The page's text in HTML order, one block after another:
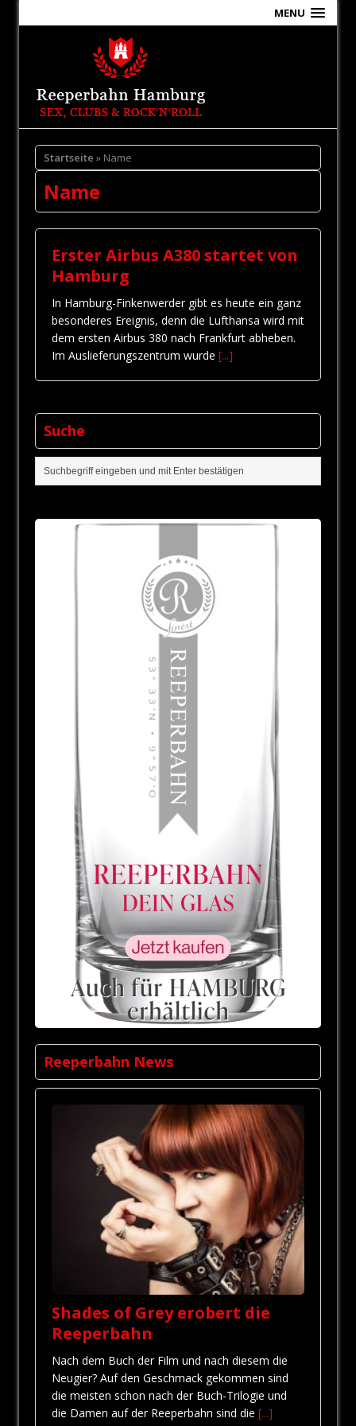
MENU
Startseite » Name
Name
Erster Airbus A380 startet von
Hamburg
In Hamburg-Finkenwerder gibt es heute ein ganz
besonderes Ereignis, denn die Lufthansa wird mit
dem ersten Airbus 380 nach Frankfurt abheben.
Im Auslieferungszentrum wurde [...]
Suche
Reeperbahn News
Shades of Grey erobert die
Reeperbahn
Nach dem Buch der Film und nach diesem die
Neugier? Auf den Geschmack gekommen sind
die meisten schon nach der Buch-Trilogie und
die Damen auf der Reeperbahn sind die [...]